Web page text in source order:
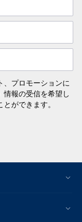
、プロモーションに
情報の受信を希望し
ができます。